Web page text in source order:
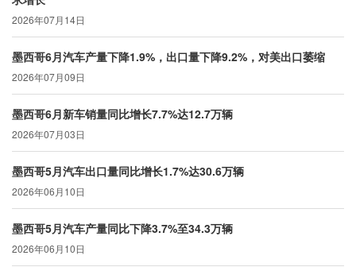
2026年07月14日
墨西哥6月汽车产量下降1.9%，出口量下降9.2%，对美出口萎缩
2026年07月09日
墨西哥6月新车销量同比增长7.7%达12.7万辆
2026年07月03日
墨西哥5月汽车出口量同比增长1.7%达30.6万辆
2026年06月10日
墨西哥5月汽车产量同比下降3.7%至34.3万辆
2026年06月10日